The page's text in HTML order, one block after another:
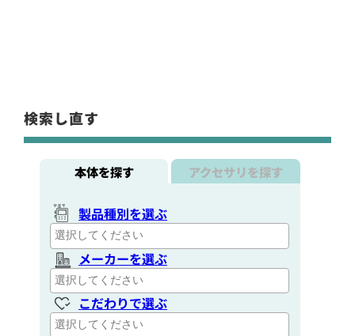
検索し直す
本体を探す アクセサリを探す
製品種別を選ぶ
メーカーを選ぶ
こだわりで選ぶ